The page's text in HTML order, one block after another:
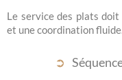
Le service des plats
et une coordination